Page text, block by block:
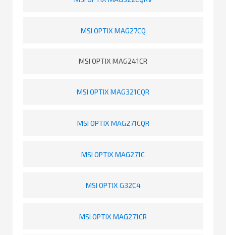
MSI OPTIX MAG27CQ
MSI OPTIX MAG241CR
MSI OPTIX MAG321CQR
MSI OPTIX MAG271CQR
MSI OPTIX MAG271C
MSI OPTIX G32C4
MSI OPTIX MAG271CR